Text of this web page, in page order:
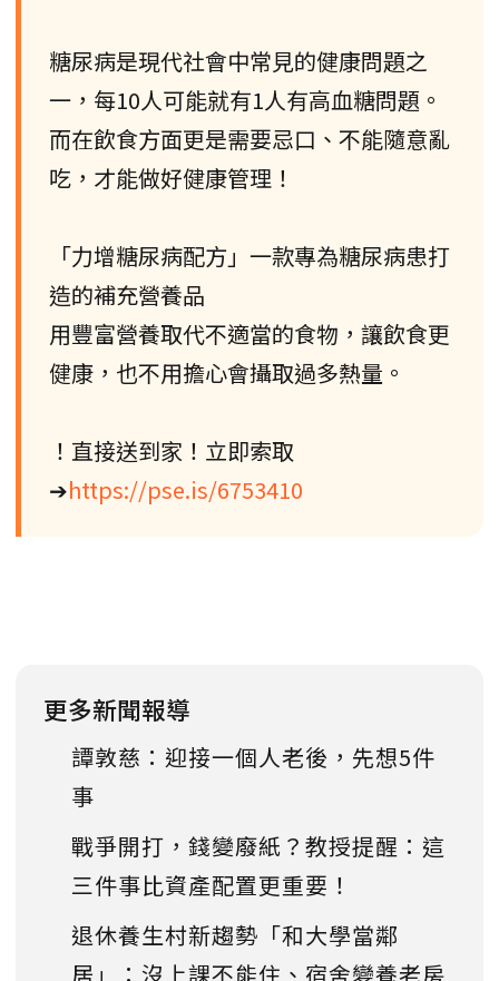
糖尿病是現代社會中常見的健康問題之
一，每10人可能就有1人有高血糖問題。
而在飲食方面更是需要忌口、不能隨意亂
吃，才能做好健康管理！
「力增糖尿病配方」一款專為糖尿病患打
造的補充營養品
用豐富營養取代不適當的食物，讓飲食更
健康，也不用擔心會攝取過多熱量。
！直接送到家！立即索取
➔https://pse.is/6753410
更多新聞報導
譚敦慈：迎接一個人老後，先想5件
事
戰爭開打，錢變廢紙？教授提醒：這
三件事比資產配置更重要！
退休養生村新趨勢「和大學當鄰
居」：沒上課不能住、宿舍變養老房